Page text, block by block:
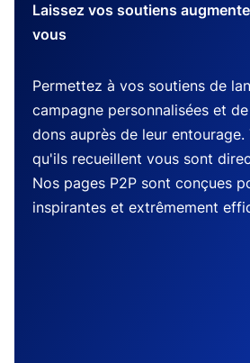
Laissez vos soutiens
vous
Permettez à vos soutiens de
campagne personnalisées et
dons auprès de leur entourage.
qu'ils recueillent vous sont
Nos pages P2P sont conçues
inspirantes et extrêmement